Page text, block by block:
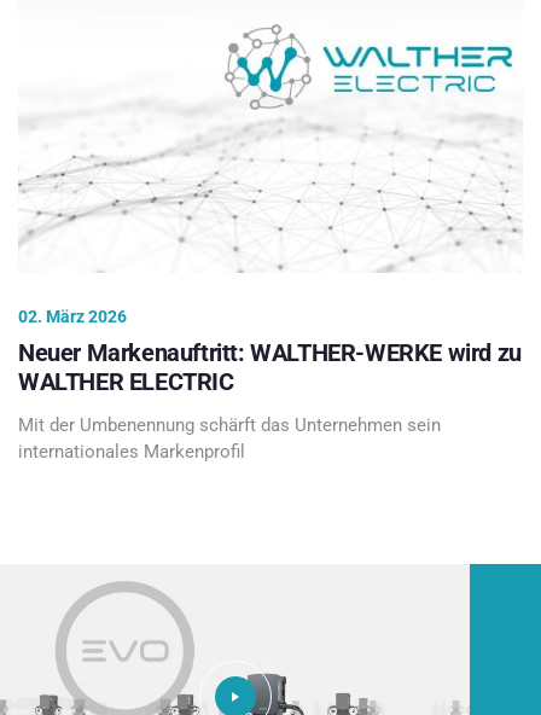
02. März 2026
Neuer Markenauftritt: WALTHER-WERKE wird zu
WALTHER ELECTRIC
Mit der Umbenennung schärft das Unternehmen sein
internationales Markenprofil